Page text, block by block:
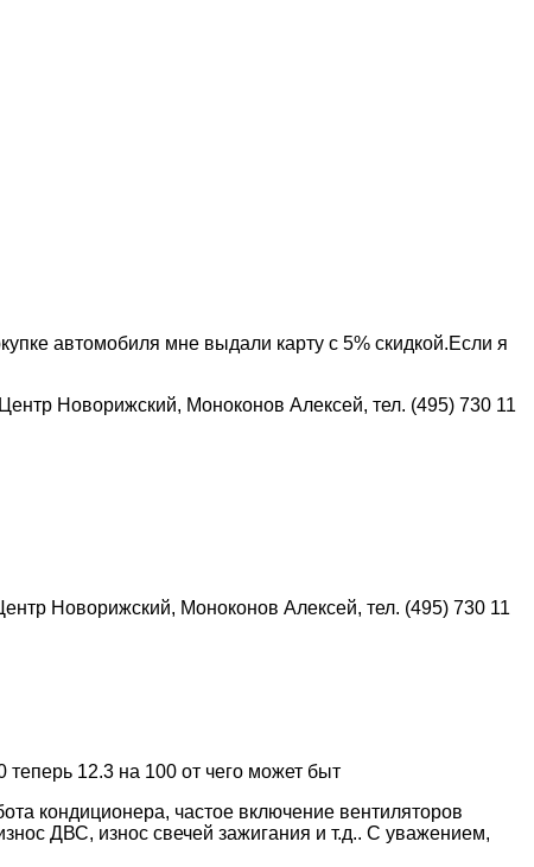
автомобиля мне выдали карту с 5% скидкой.Если я
Новорижский, Моноконов Алексей, тел. (495) 730 11
Новорижский, Моноконов Алексей, тел. (495) 730 11
12.3 на 100 от чего может быт
кондиционера, частое включение вентиляторов
ДВС, износ свечей зажигания и т.д.. С уважением,